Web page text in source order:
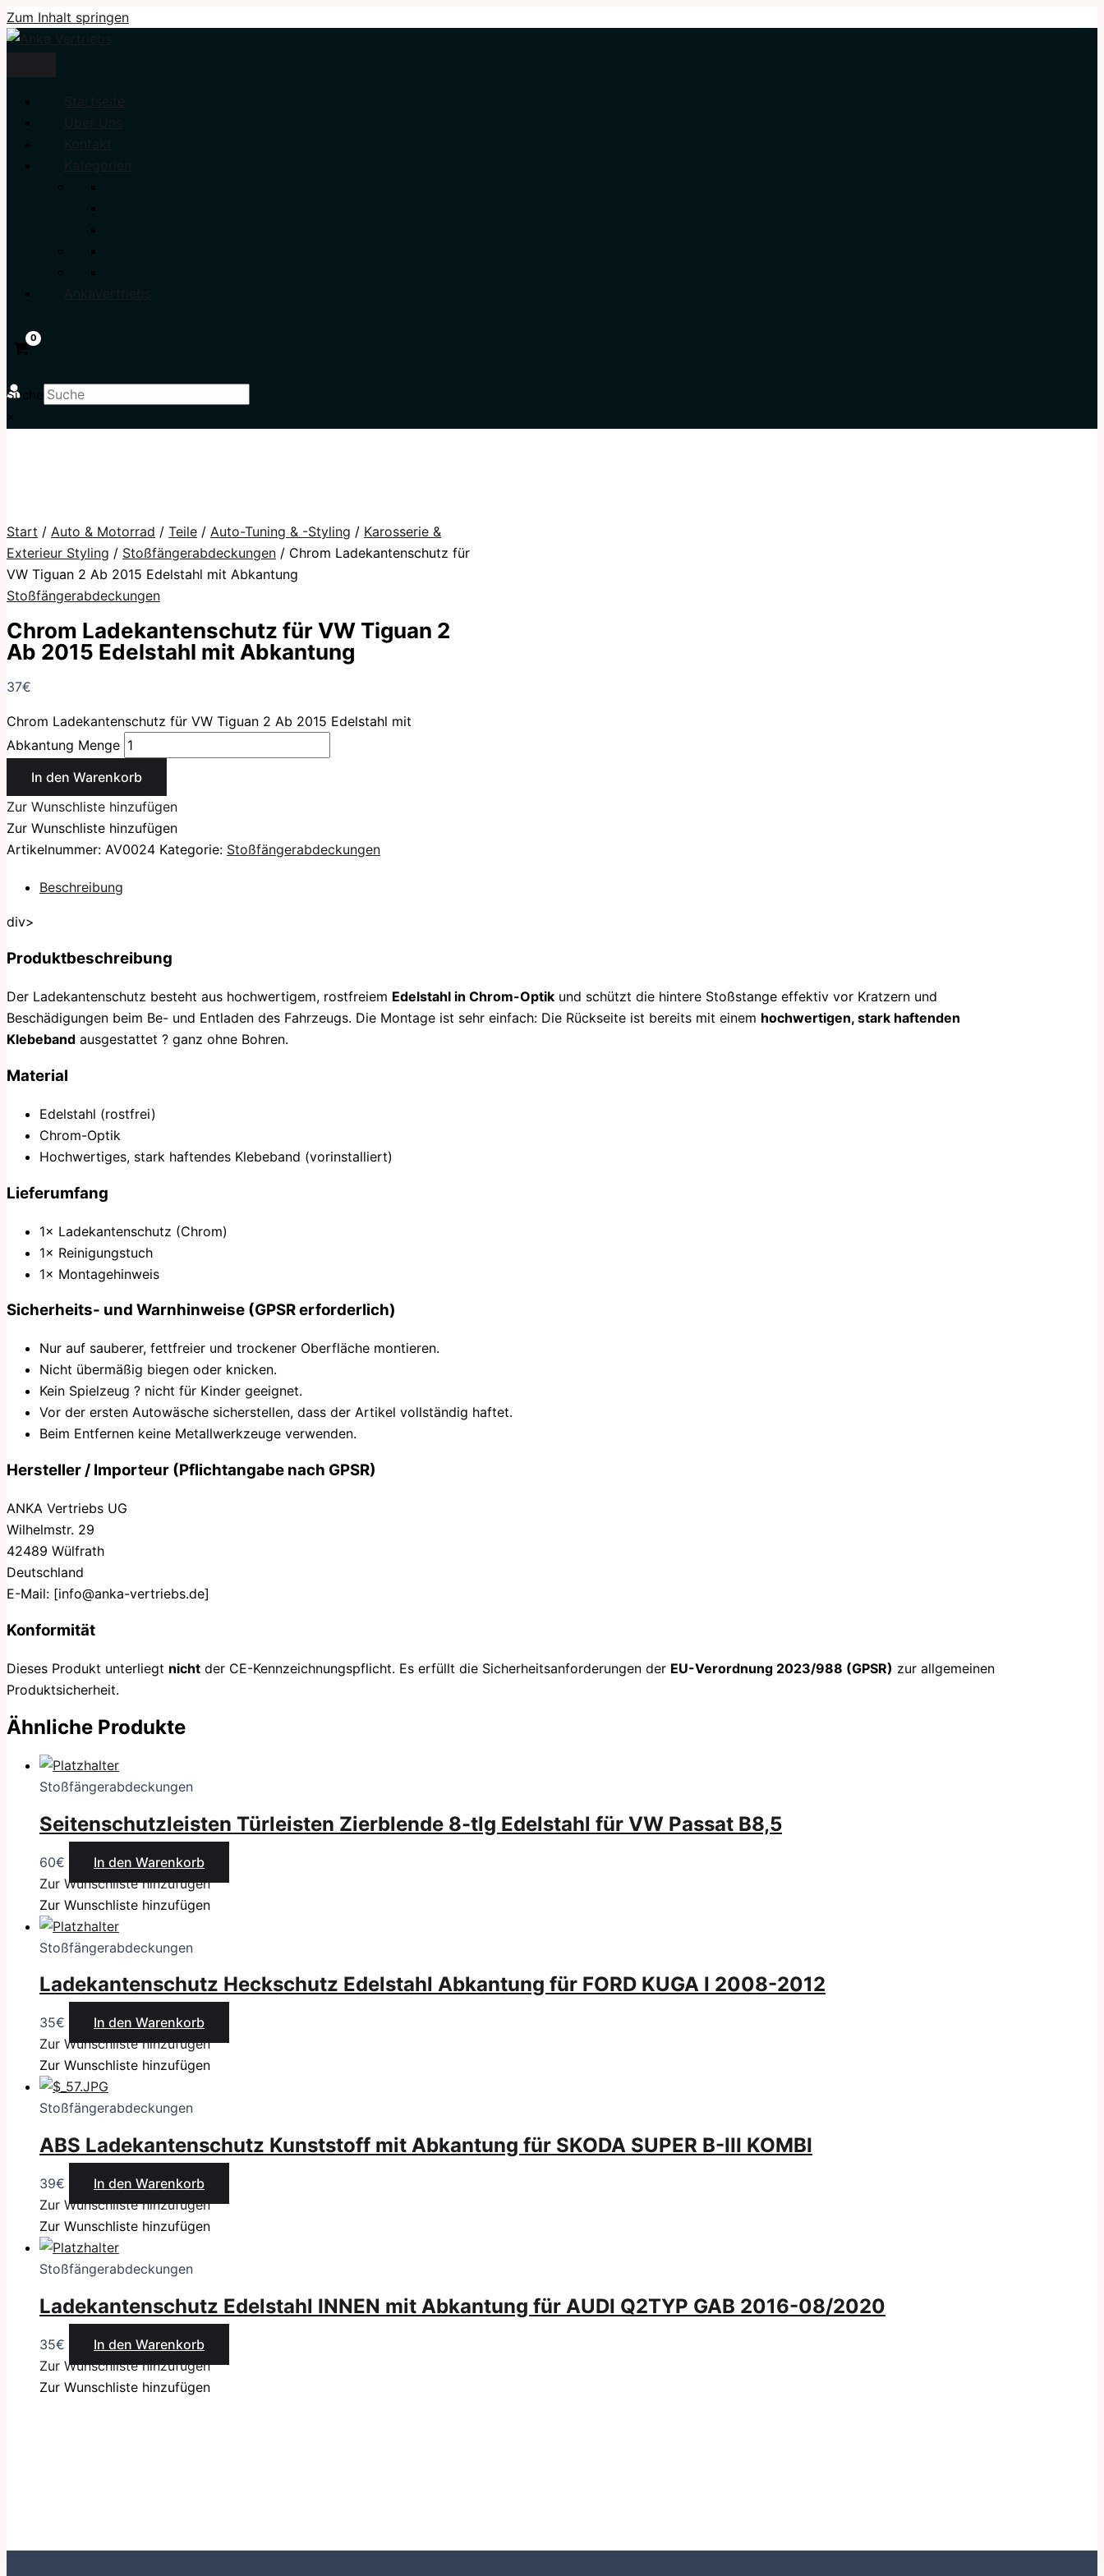
Zum Inhalt springen
Startseite
Über Uns
Kontakt
Kategorien
AnkaVertriebs
Suche
×
Start / Auto & Motorrad / Teile / Auto-Tuning & -Styling / Karosserie &
Exterieur Styling / Stoßfängerabdeckungen / Chrom Ladekantenschutz für
VW Tiguan 2 Ab 2015 Edelstahl mit Abkantung
Stoßfängerabdeckungen
Chrom Ladekantenschutz für VW Tiguan 2
Ab 2015 Edelstahl mit Abkantung
37€
Chrom Ladekantenschutz für VW Tiguan 2 Ab 2015 Edelstahl mit
Abkantung Menge
In den Warenkorb
Zur Wunschliste hinzufügen
Zur Wunschliste hinzufügen
Artikelnummer: AV0024 Kategorie: Stoßfängerabdeckungen
Beschreibung
div>
Produktbeschreibung
Der Ladekantenschutz besteht aus hochwertigem, rostfreiem Edelstahl in Chrom-Optik und schützt die hintere Stoßstange effektiv vor Kratzern und
Beschädigungen beim Be- und Entladen des Fahrzeugs. Die Montage ist sehr einfach: Die Rückseite ist bereits mit einem hochwertigen, stark haftenden
Klebeband ausgestattet ? ganz ohne Bohren.
Material
Edelstahl (rostfrei)
Chrom-Optik
Hochwertiges, stark haftendes Klebeband (vorinstalliert)
Lieferumfang
1× Ladekantenschutz (Chrom)
1× Reinigungstuch
1× Montagehinweis
Sicherheits- und Warnhinweise (GPSR erforderlich)
Nur auf sauberer, fettfreier und trockener Oberfläche montieren.
Nicht übermäßig biegen oder knicken.
Kein Spielzeug ? nicht für Kinder geeignet.
Vor der ersten Autowäsche sicherstellen, dass der Artikel vollständig haftet.
Beim Entfernen keine Metallwerkzeuge verwenden.
Hersteller / Importeur (Pflichtangabe nach GPSR)
ANKA Vertriebs UG
Wilhelmstr. 29
42489 Wülfrath
Deutschland
E-Mail: [info@anka-vertriebs.de]
Konformität
Dieses Produkt unterliegt nicht der CE-Kennzeichnungspflicht. Es erfüllt die Sicherheitsanforderungen der EU-Verordnung 2023/988 (GPSR) zur allgemeinen
Produktsicherheit.
Ähnliche Produkte
Stoßfängerabdeckungen
Seitenschutzleisten Türleisten Zierblende 8-tlg Edelstahl für VW Passat B8,5
60€
In den Warenkorb
Zur Wunschliste hinzufügen
Zur Wunschliste hinzufügen
Stoßfängerabdeckungen
Ladekantenschutz Heckschutz Edelstahl Abkantung für FORD KUGA I 2008-2012
35€
In den Warenkorb
Zur Wunschliste hinzufügen
Zur Wunschliste hinzufügen
Stoßfängerabdeckungen
ABS Ladekantenschutz Kunststoff mit Abkantung für SKODA SUPER B-III KOMBI
39€
In den Warenkorb
Zur Wunschliste hinzufügen
Zur Wunschliste hinzufügen
Stoßfängerabdeckungen
Ladekantenschutz Edelstahl INNEN mit Abkantung für AUDI Q2TYP GAB 2016-08/2020
35€
In den Warenkorb
Zur Wunschliste hinzufügen
Zur Wunschliste hinzufügen